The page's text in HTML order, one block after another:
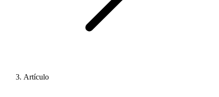
Artículo